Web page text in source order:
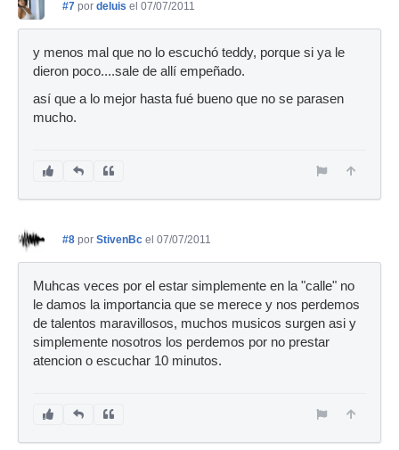
#7 por deluis el 07/07/2011
y menos mal que no lo escuchó teddy, porque si ya le
dieron poco....sale de allí empeñado.
así que a lo mejor hasta fué bueno que no se parasen
mucho.
#8 por StivenBc el 07/07/2011
Muhcas veces por el estar simplemente en la "calle" no
le damos la importancia que se merece y nos perdemos
de talentos maravillosos, muchos musicos surgen asi y
simplemente nosotros los perdemos por no prestar
atencion o escuchar 10 minutos.